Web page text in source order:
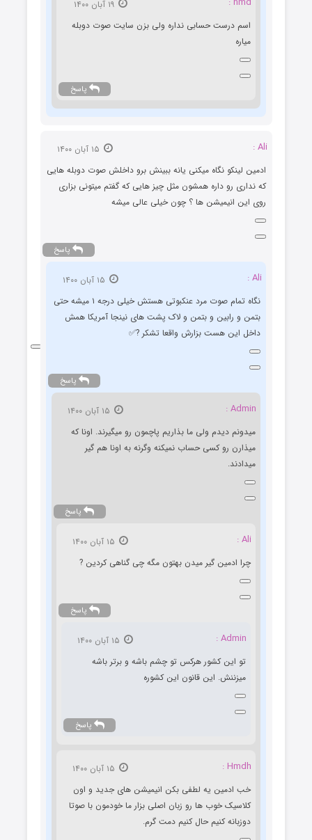
۱۹ آبان ۱۴۰۰
اسم درست حسابی نداره ولی بزن سایت صوت دوبله
میاره
پاسخ
Ali :
ادمین لینکو نگاه میکنی یانه ببینش برو داخلش صوت دوبله هایی
که نداری رو داره همشون مثل چیز هایی که گفتم‌ میتونی بزاری
روی این انیمیشن ها ؟ چون خیلی عالی میشه
پاسخ
Ali :
نگاه تمام صوت مرد عنکبوتی هستش خیلی درجه ۱ میشه حتی
بتمن و رابین و بتمن و لاک پشت های نینجا آمریکا همش
داخل این هست بزارش واقعا تشکر ?✅
پاسخ
Admin :
میدونم دیدم ولی ما بذاریم پاچمون رو میگیرند. اونا که
میذارن رو کسی حساب نمیکنه وگرنه به اونا هم گیر
میدادند.
پاسخ
Ali :
چرا ادمین گیر میدن بهتون مگه چی گناهی کردین ?
پاسخ
Admin :
تو این کشور هرکس تو چشم باشه و برتر باشه
میزننش. این قانون این کشوره
پاسخ
Hmdh :
خب ادمین یه لطفی بکن انیمیشن های جدید و اون
کلاسیک خوب ها رو زبان اصلی بزار ما خودمون با صوتا
دوزبانه کنیم حال کنیم دمت گرم.